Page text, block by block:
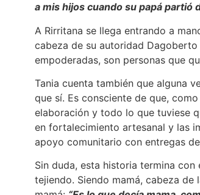
a mis hijos cuando su papá partió
A Rirritana se llega entrando a
cabeza de su autoridad Dagoberto
empoderadas, son personas que
Tania cuenta también que alguna
que sí. Es consciente de que,
elaboración y todo lo que tuviese
en fortalecimiento artesanal y las
apoyo comunitario con entregas
Sin duda, esta historia termina
tejiendo. Siendo mamá, cabeza